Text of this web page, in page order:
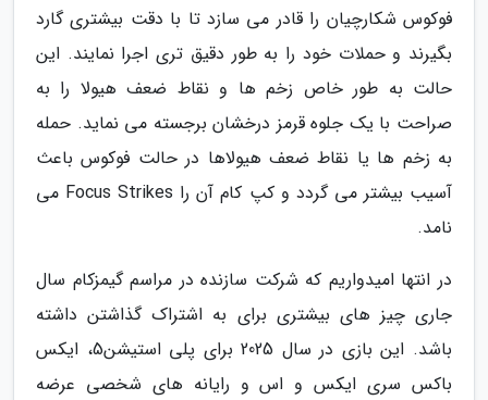
فوکوس شکارچیان را قادر می سازد تا با دقت بیشتری گارد
بگیرند و حملات خود را به طور دقیق تری اجرا نمایند. این
حالت به طور خاص زخم ها و نقاط ضعف هیولا را به
صراحت با یک جلوه قرمز درخشان برجسته می نماید. حمله
به زخم ها یا نقاط ضعف هیولاها در حالت فوکوس باعث
آسیب بیشتر می گردد و کپ کام آن را Focus Strikes می
نامد.
در انتها امیدواریم که شرکت سازنده در مراسم گیمزکام سال
جاری چیز های بیشتری برای به اشتراک گذاشتن داشته
باشد. این بازی در سال 2025 برای پلی استیشن5، ایکس
باکس سری ایکس و اس و رایانه های شخصی عرضه